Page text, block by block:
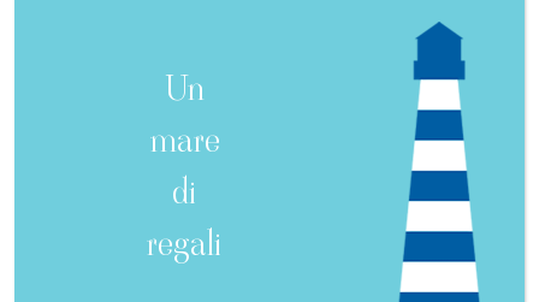
Un
mare
di
regali